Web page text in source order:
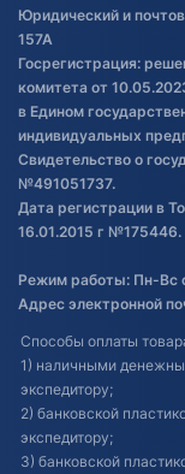
Обработка файлов
Постановка
Обновления в
Юридический и
157А
Госрегистрация:
комитета от
в Едином
индивидуальных
Свидетельство о
№491051737.
Дата регистрации в
16.01.2015 г №175446.
Режим работы: Пн-Вс
Адрес электронной
Способы оплаты
1) наличными
экспедитору;
2) банковской
экспедитору;
3) банковской